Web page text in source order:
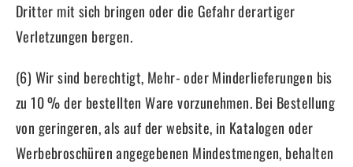
Dritter mit sich bringen oder die Gefahr derartiger
Verletzungen bergen.
(6) Wir sind berechtigt, Mehr- oder Minderlieferungen bis
zu 10 % der bestellten Ware vorzunehmen. Bei Bestellung
von geringeren, als auf der website, in Katalogen oder
Werbebroschüren angegebenen Mindestmengen, behalten